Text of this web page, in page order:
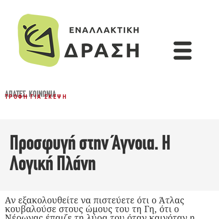
ΑΠΆΤΕΣ,ΚΟΙΝΩΝΊΑ
ΤΡΟΦΉ ΓΙΑ ΣΚΈΨΗ
Προσφυγή στην Άγνοια. Η
Λογική Πλάνη
Αν εξακολουθείτε να πιστεύετε ότι ο Άτλας
κουβαλούσε στους ώμους του τη Γη, ότι ο